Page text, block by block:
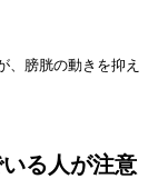
、膀胱の動きを抑え
る人が注意